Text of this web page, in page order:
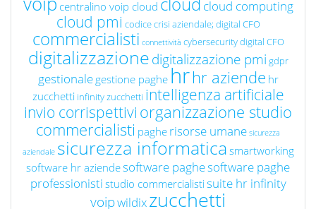
centralino voip cloud cloud computing
cloud pmi codice crisi aziendale; digital CFO
commercialisti connettività cybersecuritydigital CFO
digitalizzazionedigitalizzazione pmi gdpr
gestionale gestione paghe hrhr aziende hr
zucchetti infinity zucchetti intelligenza artificiale
invio corrispettivi organizzazione studio
commercialisti paghe risorse umane sicurezza
aziendale sicurezza informatica smartworking
software hr aziendesoftware paghesoftware paghe
professionisti studio commercialisti suite hr infinity
voipwildixzucchetti